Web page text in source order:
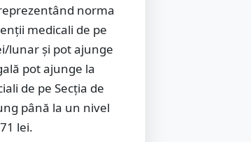
norma
medicali de pe
lunar și pot ajunge
pot ajunge la
de pe Secția de
până la un nivel
lei.